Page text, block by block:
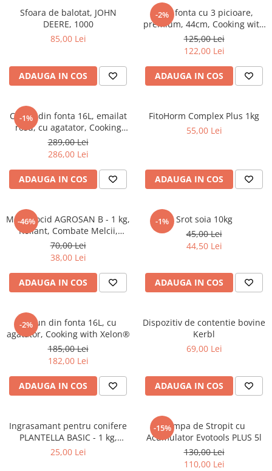
Sfoara de balotat, JOHN
DEERE, 1000
85,00 Lei
ADAUGA IN COS
-2%
Disc fonta cu 3 picioare,
premium, 44cm, Cooking with
Xelon®
125,00 Lei
122,00 Lei
ADAUGA IN COS
-1%
Ceaun din fonta 16L, emailat
rosu, cu agatator, Cooking
with Xelon®
289,00 Lei
286,00 Lei
ADAUGA IN COS
FitoHorm Complex Plus 1kg
55,00 Lei
ADAUGA IN COS
-46%
Moluscocid AGROSAN B - 1 kg,
Kollant, Combate Melcii,
Limacsii, Gasteropodele
70,00 Lei
38,00 Lei
ADAUGA IN COS
-1%
Srot soia 10kg
45,00 Lei
44,50 Lei
ADAUGA IN COS
-2%
Ceaun din fonta 16L, cu
agatator, Cooking with Xelon®
185,00 Lei
182,00 Lei
ADAUGA IN COS
Dispozitiv de contentie bovine
Kerbl
69,00 Lei
ADAUGA IN COS
Ingrasamant pentru conifere
PLANTELLA BASIC - 1 kg,
Plantella
25,00 Lei
-15%Pompa de Stropit cu
Acumulator Evotools PLUS 5l
130,00 Lei
110,00 Lei